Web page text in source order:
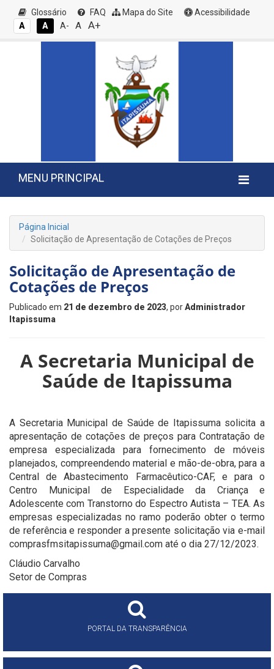
Glossário FAQ Mapa do Site
Acessibilidade
A
A A- A A+
MENU PRINCIPAL
Página Inicial
Solicitação de Apresentação de Cotações de Preços
Solicitação de Apresentação de
Cotações de Preços
Publicado em 21 de dezembro de 2023, porAdministrador
Itapissuma
A Secretaria Municipal de
Saúde de Itapissuma
A Secretaria Municipal de Saúde de Itapissuma solicita a
apresentação de cotações de preços para Contratação de
empresa especializada para fornecimento de móveis
planejados, compreendendo material e mão-de-obra, para a
Central de Abastecimento Farmacêutico-CAF, e para o
Centro Municipal de Especialidade da Criança e
Adolescente com Transtorno do Espectro Autista – TEA. As
empresas especializadas no ramo poderão obter o termo
de referência e responder a presente solicitação via e-mail
comprasfmsitapissuma@gmail.com até o dia 27/12/2023.
Cláudio Carvalho
Setor de Compras
PORTAL DA TRANSPARÊNCIA